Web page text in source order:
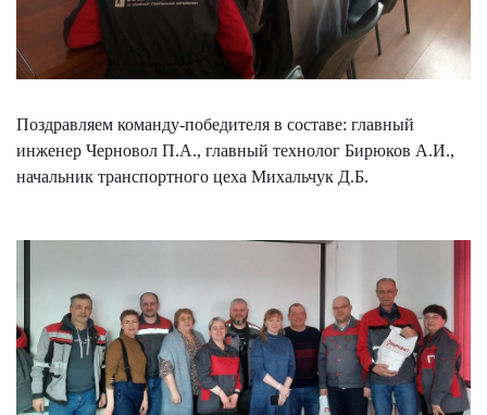
Поздравляем команду-победителя в составе: главный
инженер Черновол П.А., главный технолог Бирюков А.И.,
начальник транспортного цеха Михальчук Д.Б.